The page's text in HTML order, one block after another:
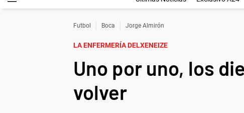
Futbol Boca Jorge Almirón
LA ENFERMERÍA DELXENEIZE
Uno por uno, los
volver